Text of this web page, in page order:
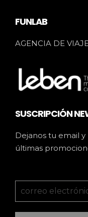
FUNLAB
AGENCIA DE
SUSCRIPCIÓN
Dejanos tu email
últimas